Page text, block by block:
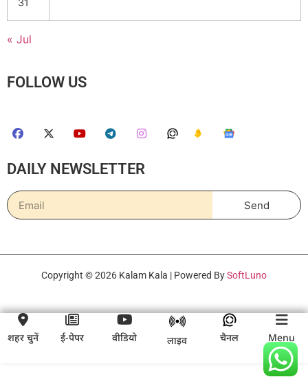
31
« Jul
FOLLOW US
DAILY NEWSLETTER
Send
Copyright © 2026 Kalam Kala | Powered BySoftLuno
शहर चुनें ई-पेपर वीडियो लाइव चैनल Menu